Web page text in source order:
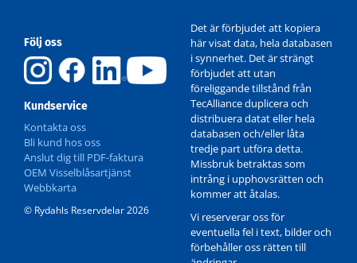
Följ oss
Kundservice
Kontakta oss
Bli kund hos oss
Anslut dig till PDF-faktura
OEM Visselblåsartjänst
Webbkarta
© Rydahls Reservdelar 2026
Det är förbjudet att kopiera
här visat data, hela databasen
i synnerhet. Det är strängt
förbjudet att utan
föreliggande tillstånd från
TecAlliance duplicera och
distribuera datat eller hela
databasen och/eller låta
tredje part utföra detta.
Missbruk betraktas som
intrång i upphovsrätten och
kommer att åtalas.
Vi reserverar oss för
eventuella fel i text, bilder och
förbehåller oss rätten till